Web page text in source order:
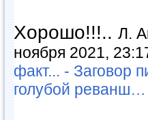
Хорошо!!!.. Л.
ноября 2021,
факт... - Заговор
голубой реванш…